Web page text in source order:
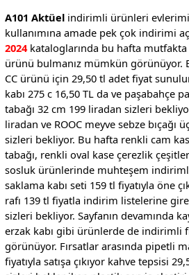
A101 Aktüelindirimli ürünleri
kullanımına amade pek çok indirimi
2024kataloglarında bu hafta mutfakta
ürünü bulmanız mümkün görünüyor.
CC ürünü için 29,50 tl adet fiyat
kabı 275 c 16,50 TL da ve paşabahçe
tabağı 32 cm 199 liradan sizleri
liradan ve ROOC meyve sebze bıçağı
sizleri bekliyor. Bu hafta renkli cam
tabağı, renkli oval kase çerezlik
sosluk ürünlerinde muhteşem
saklama kabı seti 159 tl fiyatıyla öne
rafı 139 tl fiyatla indirim listelerine
sizleri bekliyor. Sayfanın devamında
erzak kabı gibi ürünlerde de indirimli
görünüyor. Fırsatlar arasında pipetli
fiyatıyla satışa çıkıyor kahve tepsisi